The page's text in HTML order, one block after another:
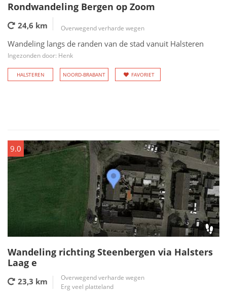
Rondwandeling Bergen op Zoom
24,6 km Overwegend verharde wegen
Wandeling langs de randen van de stad vanuit Halsteren
Ingezonden door: Henk
HALSTEREN NOORD-BRABANT FAVORIET
9.0
Wandeling richting Steenbergen via Halsters
Laag e
23,3 km
Overwegend verharde wegen
Erg veel platteland